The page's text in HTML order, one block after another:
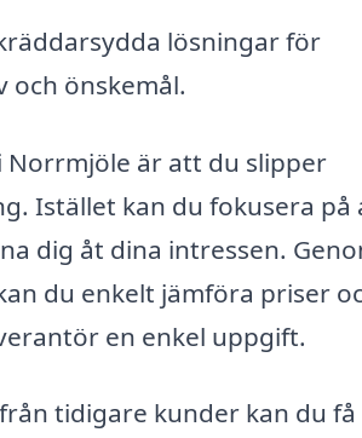
lösningar för
och önskemål.
Norrmjöle är att du slipper
Istället kan du fokusera på
dig åt dina intressen.
du enkelt jämföra priser
en enkel uppgift.
tidigare kunder kan du få